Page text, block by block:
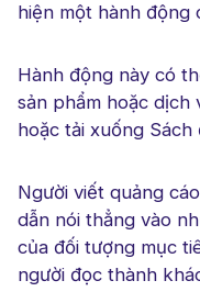
hiện một hành động
Hành động này có
sản phẩm hoặc dịch
hoặc tải xuống Sách
Người viết quảng
dẫn nói thẳng vào
của đối tượng mục
người đọc thành